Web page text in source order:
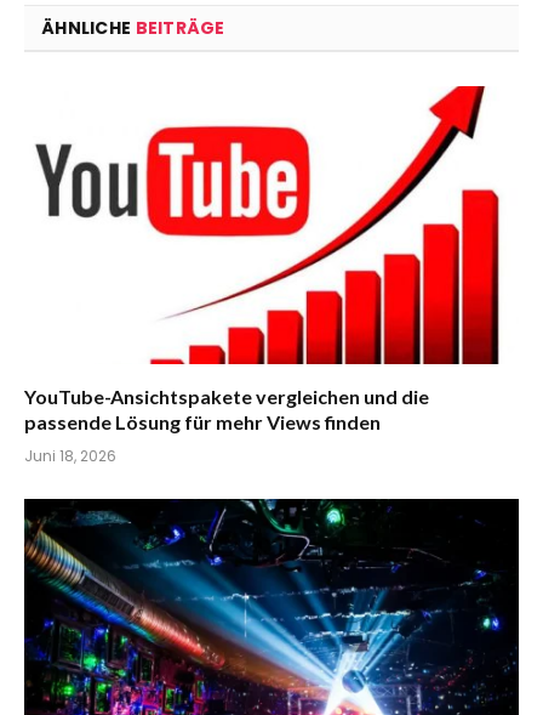
ÄHNLICHE BEITRÄGE
YouTube-Ansichtspakete vergleichen und die
passende Lösung für mehr Views finden
Juni 18, 2026